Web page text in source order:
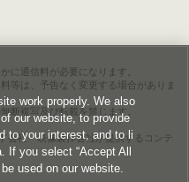
に通信料が必要になります。
等は、予告なく変更する場合がありま
断複写及び転載を禁じます。
会社・映像製作会社が提供するコンテ
work properly. We also
our website, to provide
to your interest, and to li
If you select “Accept All
used on our website.